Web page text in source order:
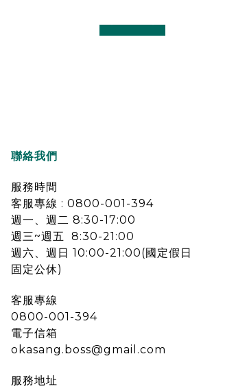
prev next
聯絡我們
服務時間
客服專線 : 0800-001-394
週一、週二 8:30-17:00
週三~週五 8:30-21:00
週六、週日 10:00-21:00(國定假日
固定公休)
客服專線
0800-001-394
電子信箱
okasang.boss@gmail.com
服務地址